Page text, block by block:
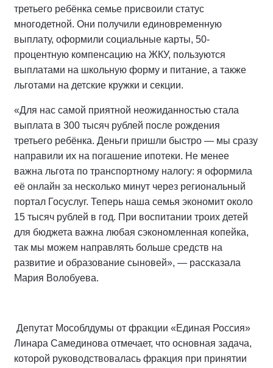
третьего ребёнка семье присвоили статус
многодетной. Они получили единовременную
выплату, оформили социальные карты, 50-
процентную компенсацию на ЖКУ, пользуются
выплатами на школьную форму и питание, а также
льготами на детские кружки и секции.
«Для нас самой приятной неожиданностью стала
выплата в 300 тысяч рублей после рождения
третьего ребёнка. Деньги пришли быстро — мы сразу
направили их на погашение ипотеки. Не менее
важна льгота по транспортному налогу: я оформила
её онлайн за несколько минут через региональный
портал Госуслуг. Теперь наша семья экономит около
15 тысяч рублей в год. При воспитании троих детей
для бюджета важна любая сэкономленная копейка,
так мы можем направлять больше средств на
развитие и образование сыновей», — рассказала
Мария Волобуева.
Депутат Мособлдумы от фракции «Единая Россия»
Линара Самединова отмечает, что основная задача,
которой руководствовалась фракция при принятии